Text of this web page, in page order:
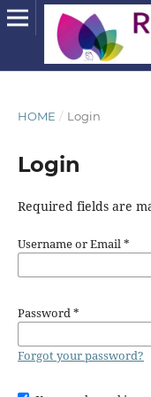
HOME / Login
Login
Required fields are
Username or Email*
Password*
Forgot your password?